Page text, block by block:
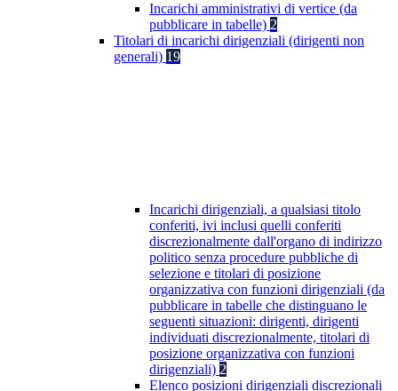
Incarichi amministrativi di vertice (da
pubblicare in tabelle) 2
Titolari di incarichi dirigenziali (dirigenti non
generali) 19
Incarichi dirigenziali, a qualsiasi titolo
conferiti, ivi inclusi quelli conferiti
discrezionalmente dall'organo di indirizzo
politico senza procedure pubbliche di
selezione e titolari di posizione
organizzativa con funzioni dirigenziali (da
pubblicare in tabelle che distinguano le
seguenti situazioni: dirigenti, dirigenti
individuati discrezionalmente, titolari di
posizione organizzativa con funzioni
dirigenziali) 2
Elenco posizioni dirigenziali discrezionali